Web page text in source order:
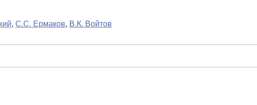
, С.С. Ермаков, В.К. Войтов